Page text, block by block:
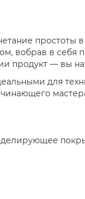
простоты в
вобрав в себя
продукт — вы
для